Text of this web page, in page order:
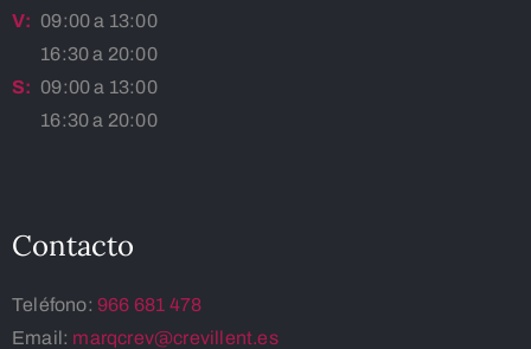
V: 09:00 a 13:00
16:30 a 20:00
S: 09:00 a 13:00
16:30 a 20:00
Contacto
Teléfono: 966 681 478
Email: marqcrev@crevillent.es